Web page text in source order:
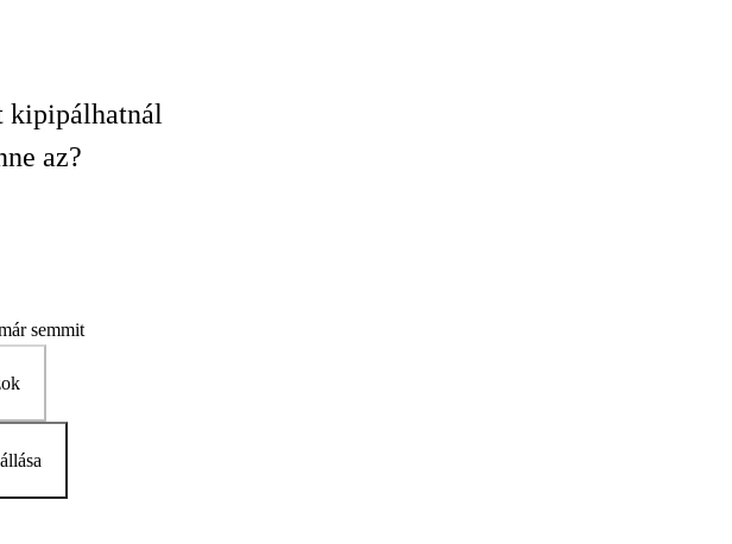
kipipálhatnál
az?
semmit